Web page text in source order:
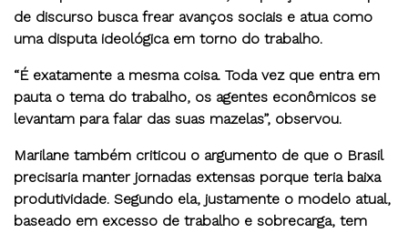
de discurso busca frear avanços sociais e atua como
uma disputa ideológica em torno do trabalho.
“É exatamente a mesma coisa. Toda vez que entra em
pauta o tema do trabalho, os agentes econômicos se
levantam para falar das suas mazelas”, observou.
Marilane também criticou o argumento de que o Brasil
precisaria manter jornadas extensas porque teria baixa
produtividade. Segundo ela, justamente o modelo atual,
baseado em excesso de trabalho e sobrecarga, tem